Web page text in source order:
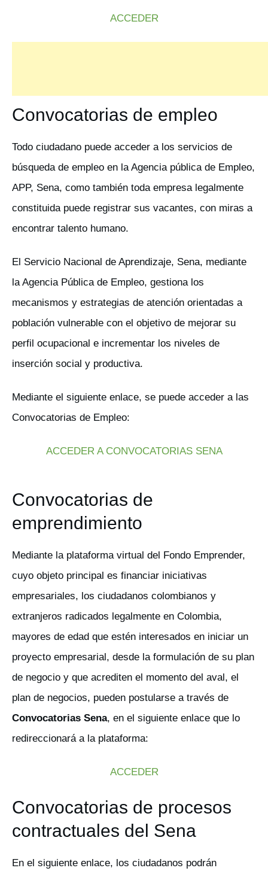
ACCEDER
Convocatorias de empleo
Todo ciudadano puede acceder a los servicios de
búsqueda de empleo en la Agencia pública de Empleo,
APP, Sena, como también toda empresa legalmente
constituida puede registrar sus vacantes, con miras a
encontrar talento humano.
El Servicio Nacional de Aprendizaje, Sena, mediante
la Agencia Pública de Empleo, gestiona los
mecanismos y estrategias de atención orientadas a
población vulnerable con el objetivo de mejorar su
perfil ocupacional e incrementar los niveles de
inserción social y productiva.
Mediante el siguiente enlace, se puede acceder a las
Convocatorias de Empleo:
ACCEDER A CONVOCATORIAS SENA
Convocatorias de
emprendimiento
Mediante la plataforma virtual del Fondo Emprender,
cuyo objeto principal es financiar iniciativas
empresariales, los ciudadanos colombianos y
extranjeros radicados legalmente en Colombia,
mayores de edad que estén interesados en iniciar un
proyecto empresarial, desde la formulación de su plan
de negocio y que acrediten el momento del aval, el
plan de negocios, pueden postularse a través de
Convocatorias Sena, en el siguiente enlace que lo
redireccionará a la plataforma:
ACCEDER
Convocatorias de procesos
contractuales del Sena
En el siguiente enlace, los ciudadanos podrán